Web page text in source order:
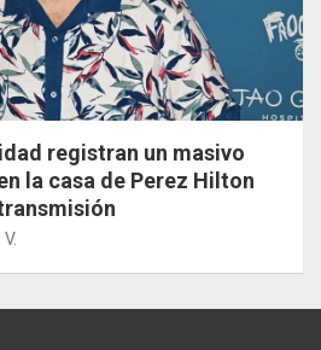
registran un masivo
la casa de Perez Hilton